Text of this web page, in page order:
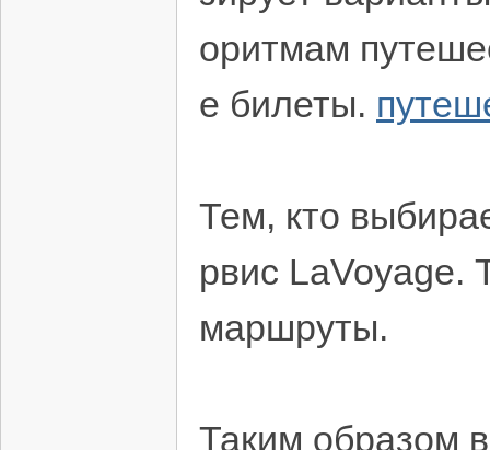
оритмам
е билеты.
Тем, кто
рвис LaVoyage.
маршруты.
Таким образом